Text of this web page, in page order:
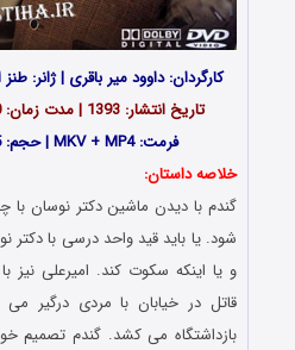
کارگردان: داوود میر باقری | ژانر: طنز
تاریخ انتشار: 1393 | مدت زمان: 60 دقیقه | نوع: ویدئویی
فرمت: MKV + MP4 | حجم: 505 + 287 مگابایت
خلاصه داستان:
گندم با دیدن ماشین دکتر نوسان
شود. یا باید قید واحد درسی با دکتر
و یا اینکه سکوت کند. امیرعلی نیز
قاتل در خیابان با مردی درگیر
بازداشتگاه می کشد. گندم تصمیم